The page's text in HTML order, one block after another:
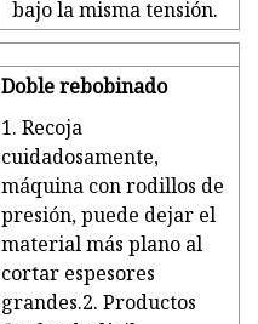
bajo la misma tensión.
Doble rebobinado
1. Recoja
cuidadosamente,
máquina con rodillos de
presión, puede dejar el
material más plano al
cortar espesores
grandes.2. Productos